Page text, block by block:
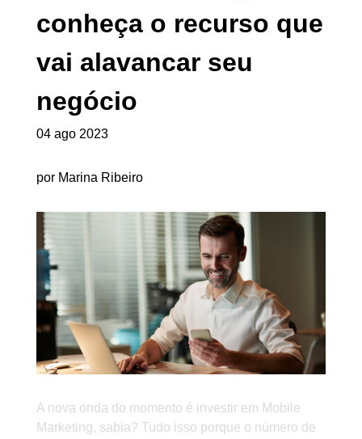
conheça o recurso que
vai alavancar seu
negócio
04 ago 2023
por Marina Ribeiro
A nova onda do momento é investir em Mobile
Marketing, sabia? Tudo isso porque o número de